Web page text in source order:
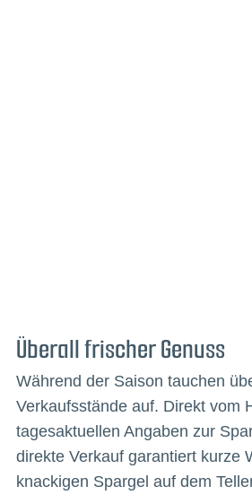
Überall frischer Genuss
Während der Saison tauchen
Verkaufsstände auf. Direkt vom
tagesaktuellen Angaben zur
direkte Verkauf garantiert kurze
knackigen Spargel auf dem